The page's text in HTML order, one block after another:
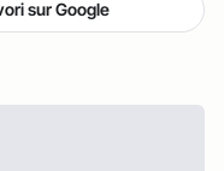
sur Google